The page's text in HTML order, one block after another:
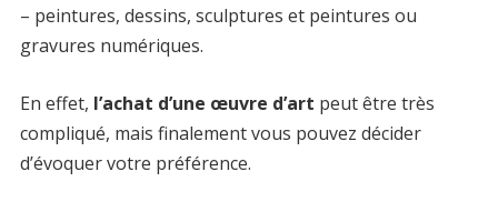
– peintures, dessins, sculptures et peintures ou
gravures numériques.
En effet, l’achat d’une œuvre d’art peut être très
compliqué, mais finalement vous pouvez décider
d’évoquer votre préférence.